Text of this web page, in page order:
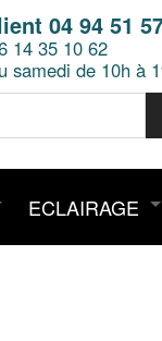
04 94 51
14 35 10 62
samedi de 10h à
ECLAIRAGE